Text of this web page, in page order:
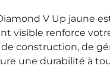
V Up jaune
visible renforce
construction, de
une durabilité à